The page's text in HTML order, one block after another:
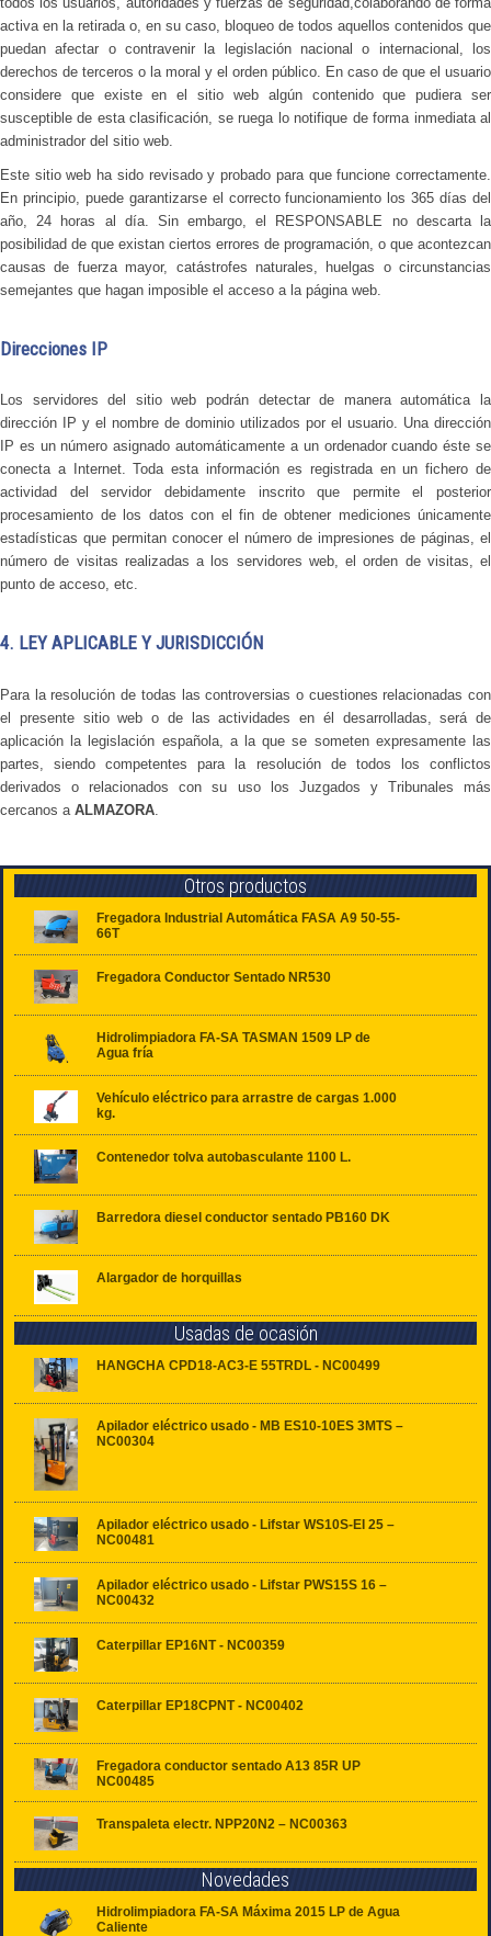
activa en la retirada o, en su caso, bloqueo de todos aquellos contenidos que
puedan afectar o contravenir la legislación nacional o internacional, los
derechos de terceros o la moral y el orden público. En caso de que el usuario
considere que existe en el sitio web algún contenido que pudiera ser
susceptible de esta clasificación, se ruega lo notifique de forma inmediata al
administrador del sitio web.
Este sitio web ha sido revisado y probado para que funcione correctamente.
En principio, puede garantizarse el correcto funcionamiento los 365 días del
año, 24 horas al día. Sin embargo, el RESPONSABLE no descarta la
posibilidad de que existan ciertos errores de programación, o que acontezcan
causas de fuerza mayor, catástrofes naturales, huelgas o circunstancias
semejantes que hagan imposible el acceso a la página web.
Direcciones IP
Los servidores del sitio web podrán detectar de manera automática la
dirección IP y el nombre de dominio utilizados por el usuario. Una dirección
IP es un número asignado automáticamente a un ordenador cuando éste se
conecta a Internet. Toda esta información es registrada en un fichero de
actividad del servidor debidamente inscrito que permite el posterior
procesamiento de los datos con el fin de obtener mediciones únicamente
estadísticas que permitan conocer el número de impresiones de páginas, el
número de visitas realizadas a los servidores web, el orden de visitas, el
punto de acceso, etc.
4. LEY APLICABLE Y JURISDICCIÓN
Para la resolución de todas las controversias o cuestiones relacionadas con
el presente sitio web o de las actividades en él desarrolladas, será de
aplicación la legislación española, a la que se someten expresamente las
partes, siendo competentes para la resolución de todos los conflictos
derivados o relacionados con su uso los Juzgados y Tribunales más
cercanos a ALMAZORA
Otros productos
Fregadora Industrial Automática FASA A9 50-55-
66T
Fregadora Conductor Sentado NR530
Hidrolimpiadora FA-SA TASMAN 1509 LP de
Agua fría
Vehículo eléctrico para arrastre de cargas 1.000
kg.
Contenedor tolva autobasculante 1100 L.
Barredora diesel conductor sentado PB160 DK
Alargador de horquillas
Usadas de ocasión
HANGCHA CPD18-AC3-E 55TRDL - NC00499
Apilador eléctrico usado - MB ES10-10ES 3MTS –
NC00304
Apilador eléctrico usado - Lifstar WS10S-EI 25 –
NC00481
Apilador eléctrico usado - Lifstar PWS15S 16 –
NC00432
Caterpillar EP16NT - NC00359
Caterpillar EP18CPNT - NC00402
Fregadora conductor sentado A13 85R UP
NC00485
Transpaleta electr. NPP20N2 – NC00363
Novedades
Hidrolimpiadora FA-SA Máxima 2015 LP de Agua
Caliente